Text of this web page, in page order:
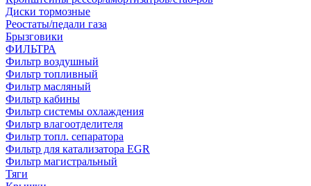
Диски тормозные
Реостаты/педали газа
Брызговики
ФИЛЬТРА
Фильтр воздушный
Фильтр топливный
Фильтр масляный
Фильтр кабины
Фильтр системы охлаждения
Фильтр влагоотделителя
Фильтр топл. сепаратора
Фильтр для катализатора EGR
Фильтр магистральный
Тяги